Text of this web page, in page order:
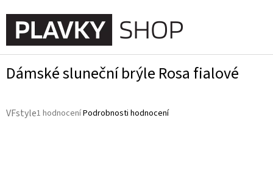
na
obsah
Dámské sluneční brýle Rosa fialové
Průměrné
1 hodnoceníPodrobnosti hodnocení
VFstyle